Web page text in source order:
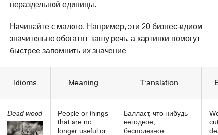
нераздельной единицы.
Начинайте с малого. Например, эти 20 бизнес-идиом
значительно обогатят вашу речь, а картинки помогут
быстрее запомнить их значение.
Idioms Meaning Translation
Dead wood
People or things
that are no
longer useful or
Балласт, что-нибудь
негодное,
бесполезное.